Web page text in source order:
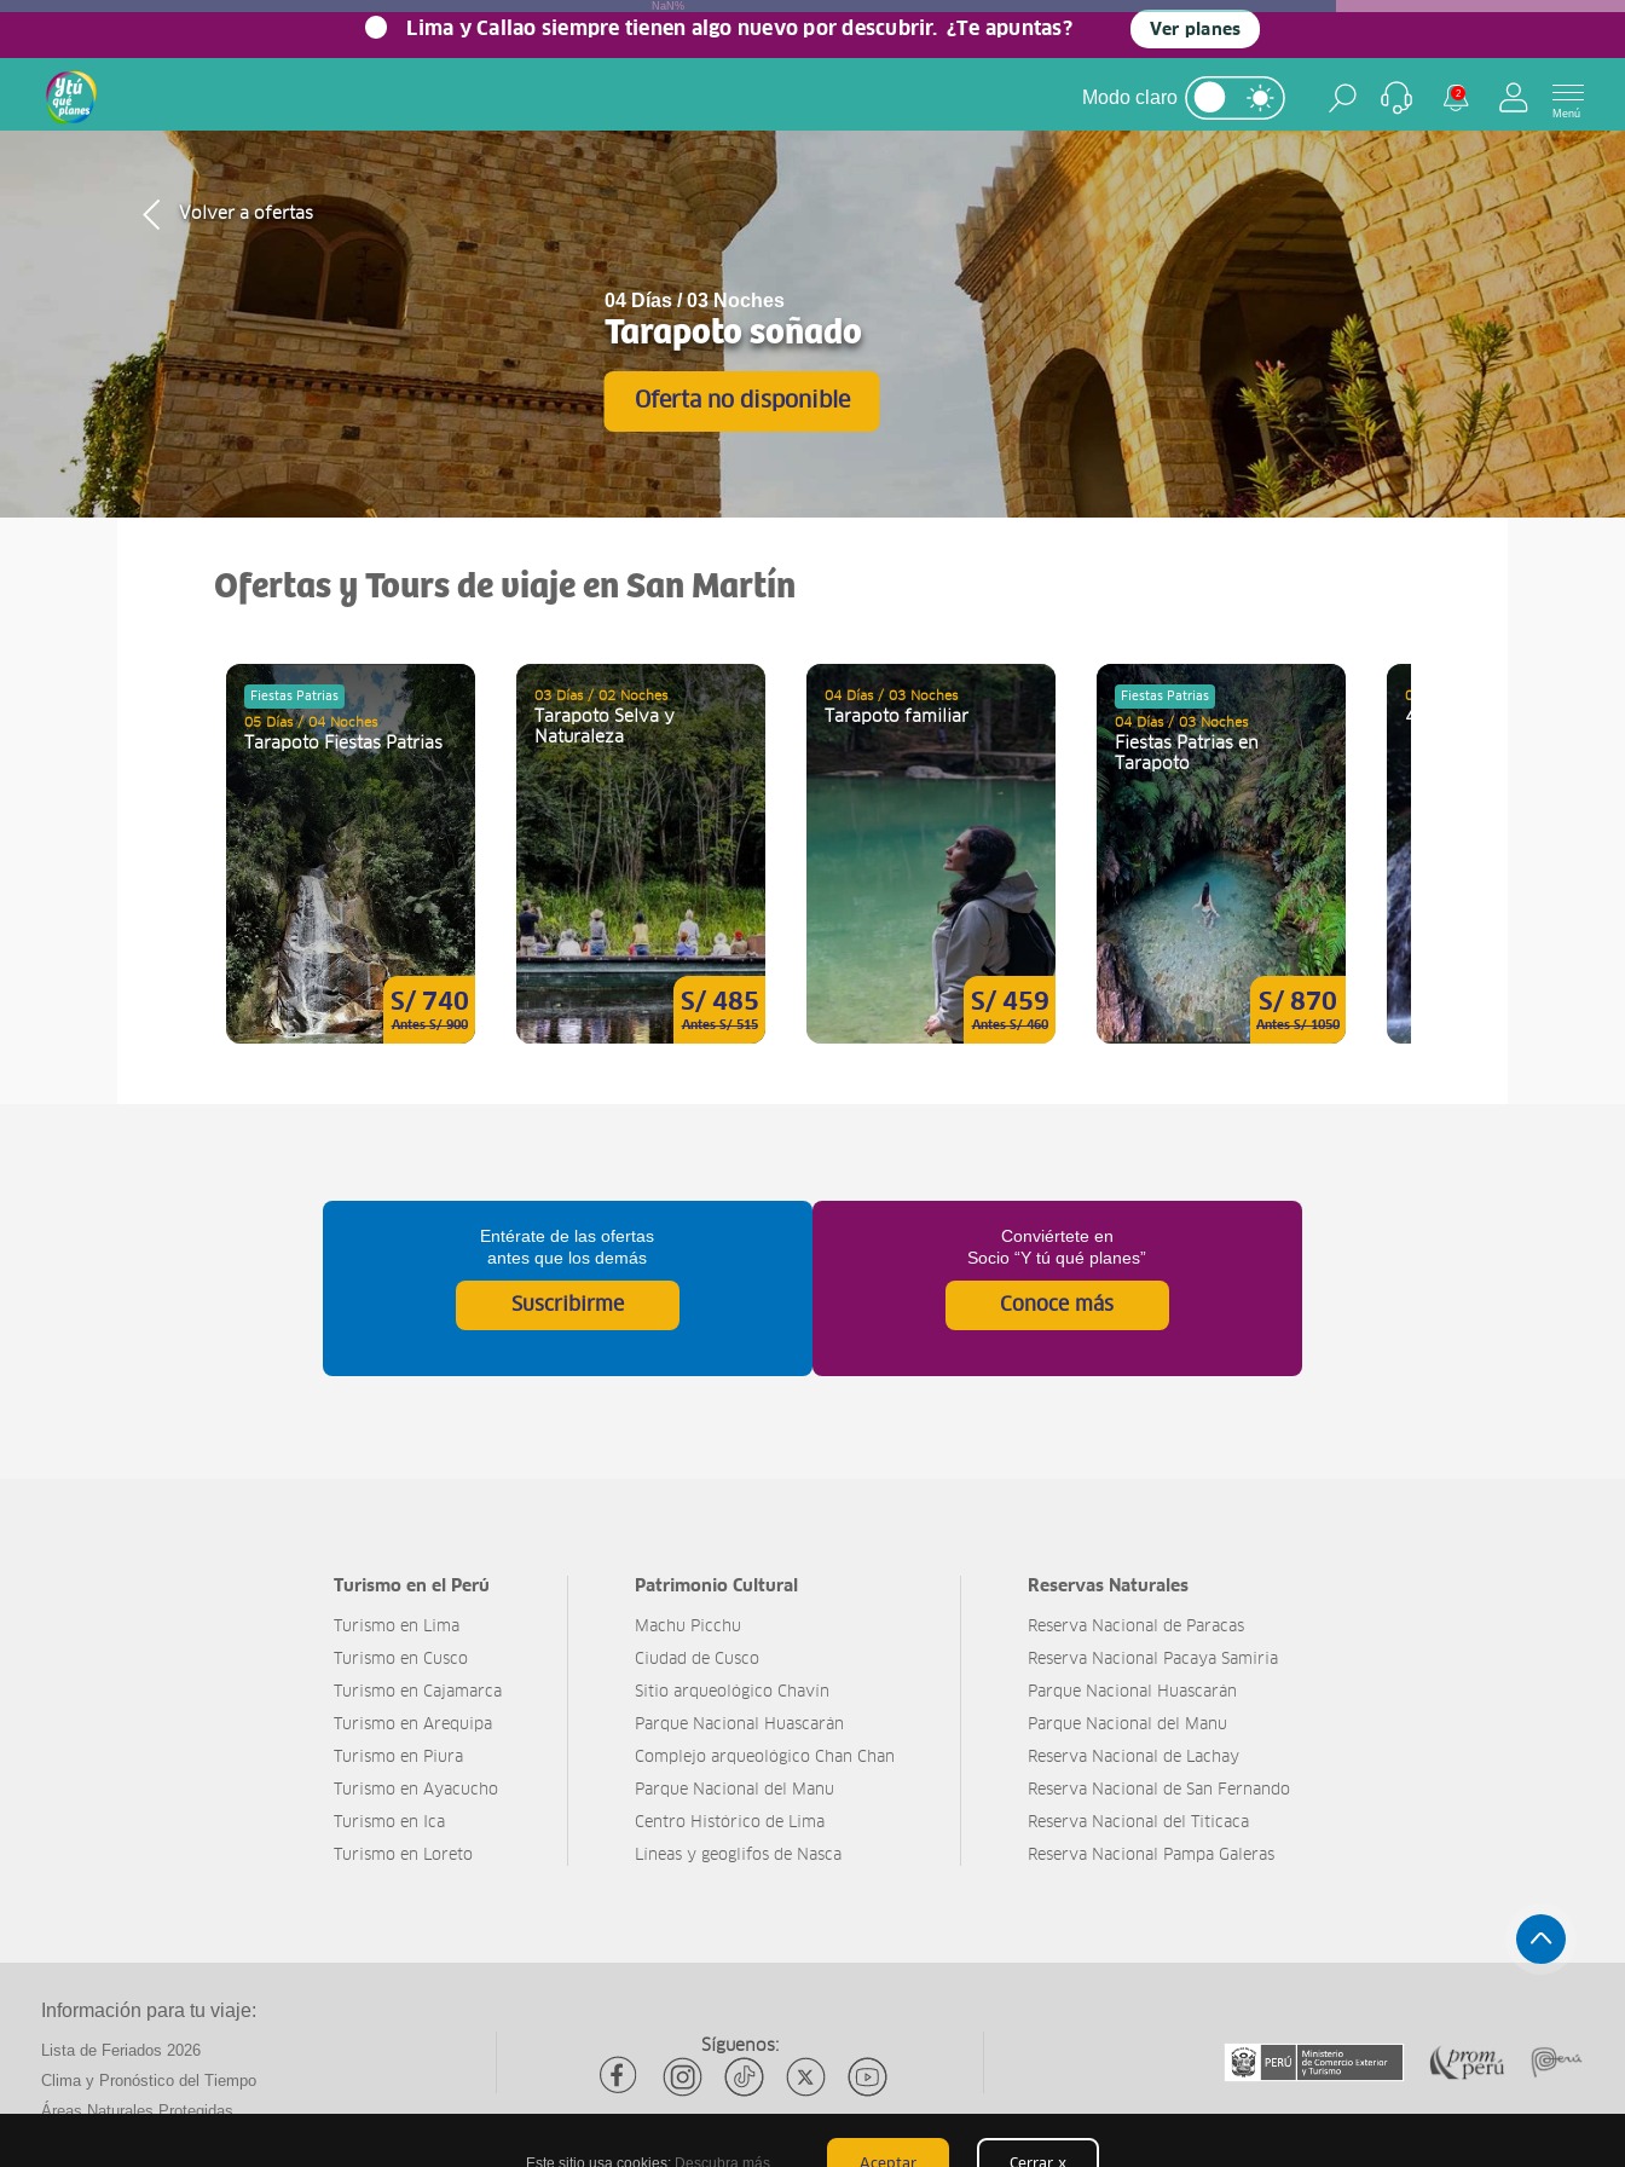
Lima y Callao siempre tienen algo nuevo por descubrir. ¿Te apuntas? Ver planes
Modo claro 2
Menú
NaN%
Volver a ofertas
04 Días / 03 Noches
Tarapoto soñado
Oferta no disponible
Ofertas y Tours de viaje en San Martín
S/ 740
Antes S/ 900
Fiestas Patrias
05 Días / 04 Noches
Tarapoto Fiestas Patrias
S/ 485
Antes S/ 515
03 Días / 02 Noches
Tarapoto Selva y
Naturaleza
S/ 459
Antes S/ 460
04 Días / 03 Noches
Tarapoto familiar
S/ 870
Antes S/ 1050
Fiestas Patrias
04 Días / 03 Noches
Fiestas Patrias en
Tarapoto
04 Días / 03 Noches
4 días de Pura Vida
Entérate de las ofertas
antes que los demás
Suscribirme
Conviértete en
Socio “Y tú qué planes”
Conoce más
Turismo en el Perú
Turismo en Lima
Turismo en Cusco
Turismo en Cajamarca
Turismo en Arequipa
Turismo en Piura
Turismo en Ayacucho
Turismo en Ica
Turismo en Loreto
Patrimonio Cultural
Machu Picchu
Ciudad de Cusco
Sitio arqueológico Chavín
Parque Nacional Huascarán
Complejo arqueológico Chan Chan
Parque Nacional del Manu
Centro Histórico de Lima
Líneas y geoglifos de Nasca
Reservas Naturales
Reserva Nacional de Paracas
Reserva Nacional Pacaya Samiria
Parque Nacional Huascarán
Parque Nacional del Manu
Reserva Nacional de Lachay
Reserva Nacional de San Fernando
Reserva Nacional del Titicaca
Reserva Nacional Pampa Galeras
Información para tu viaje:
Lista de Feriados 2026
Clima y Pronóstico del Tiempo
Áreas Naturales Protegidas
Síguenos:
Este sitio usa cookies: Descubra más